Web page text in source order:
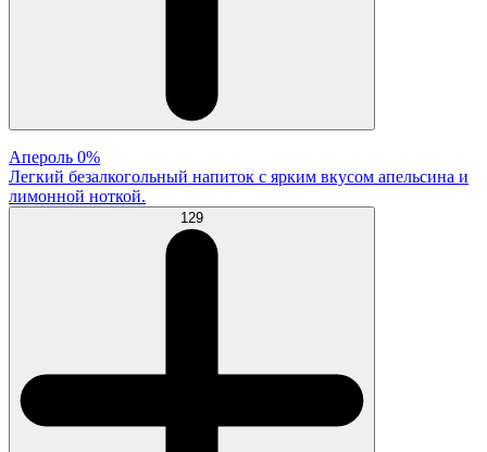
Апероль 0%
Легкий безалкогольный напиток с ярким вкусом апельсина и
лимонной ноткой.
129